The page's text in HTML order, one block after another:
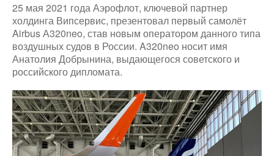
25 мая 2021 года Аэрофлот, ключевой партнер
холдинга Випсервис, презентовал первый самолёт
Airbus А320neo, став новым оператором данного типа
воздушных судов в России. A320neo носит имя
Анатолия Добрынина, выдающегося советского и
российского дипломата.